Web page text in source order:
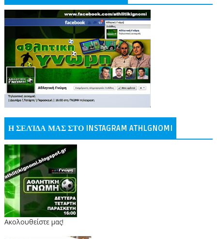
Η ΣΕΛΊΔΑ ΜΑΣ ΣΤΟ INSTAGRAM ATHLGNOMI
Ακολουθείστε μας!